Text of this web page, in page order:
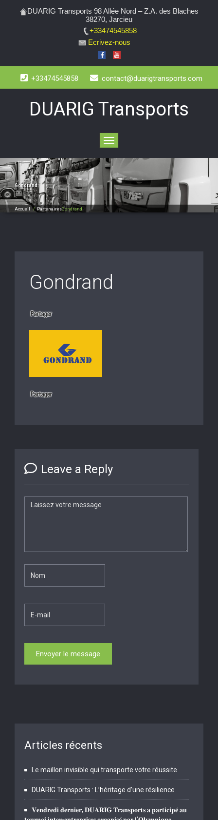
DUARIG Transports 98 Allée Nord – Z.A. des Blaches
38270, Jarcieu
+33474545858
Ecrivez-nous
+33474545858 contact@duarigtransports.com
DUARIG Transports
Toggle
navigation
Gondrand
Accueil /PartenairesGondrand
Gondrand
Leave a Reply
Articles récents
Le maillon invisible qui transporte votre réussite
DUARIG Transports : L’héritage d’une résilience
𝐕𝐞𝐧𝐝𝐫𝐞𝐝𝐢 𝐝𝐞𝐫𝐧𝐢𝐞𝐫, 𝐃𝐔𝐀𝐑𝐈𝐆 𝐓𝐫𝐚𝐧𝐬𝐩𝐨𝐫𝐭𝐬 𝐚 𝐩𝐚𝐫𝐭𝐢𝐜𝐢𝐩𝐞́ 𝐚𝐮